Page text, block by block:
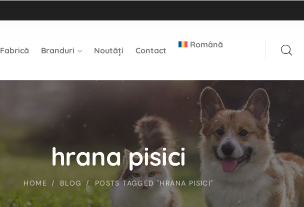
Fabrică Branduri Noutăți Contact
Română
HOME BLOG POSTS TAGGED "HRANA PISICI"
hrana pisici